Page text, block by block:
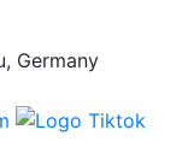
Germany